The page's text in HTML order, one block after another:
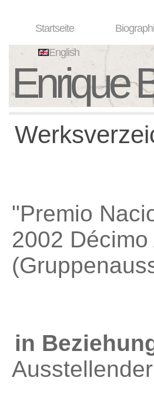
Startseite
English
Enrique
"Premio
2002
in